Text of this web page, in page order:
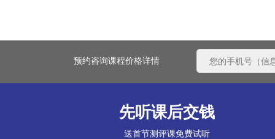
预约咨询课程价格详情
先听课后交钱
送首节测评课免费试听